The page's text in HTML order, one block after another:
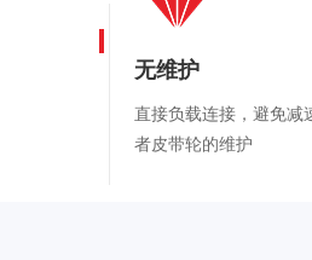
无维护
直接负载连接，避免减
者皮带轮的维护